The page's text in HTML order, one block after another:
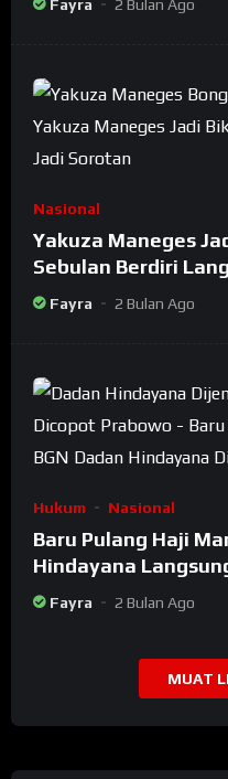
Fayra 2 Bulan Ago
Nasional
Yakuza Maneges
Sebulan Berdiri
Bongkar Oknum
Fayra 2 Bulan Ago
Hukum Nasional
Baru Pulang Haji
Hindayana
Setelah Dicopot
Fayra 2 Bulan Ago
MUAT